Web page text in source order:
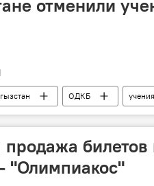
отменили
ОДКБ учения
продажа билетов
"Олимпиакос"